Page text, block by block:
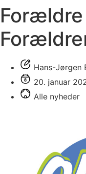
Hans-Jørgen
20. januar
Alle nyheder